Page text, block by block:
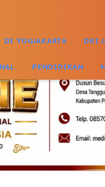
DI YOGJAKARTA DKI
PENDIDIKAN